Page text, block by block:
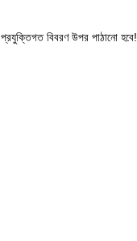
বিবরণ উপর পাঠানো হবে!